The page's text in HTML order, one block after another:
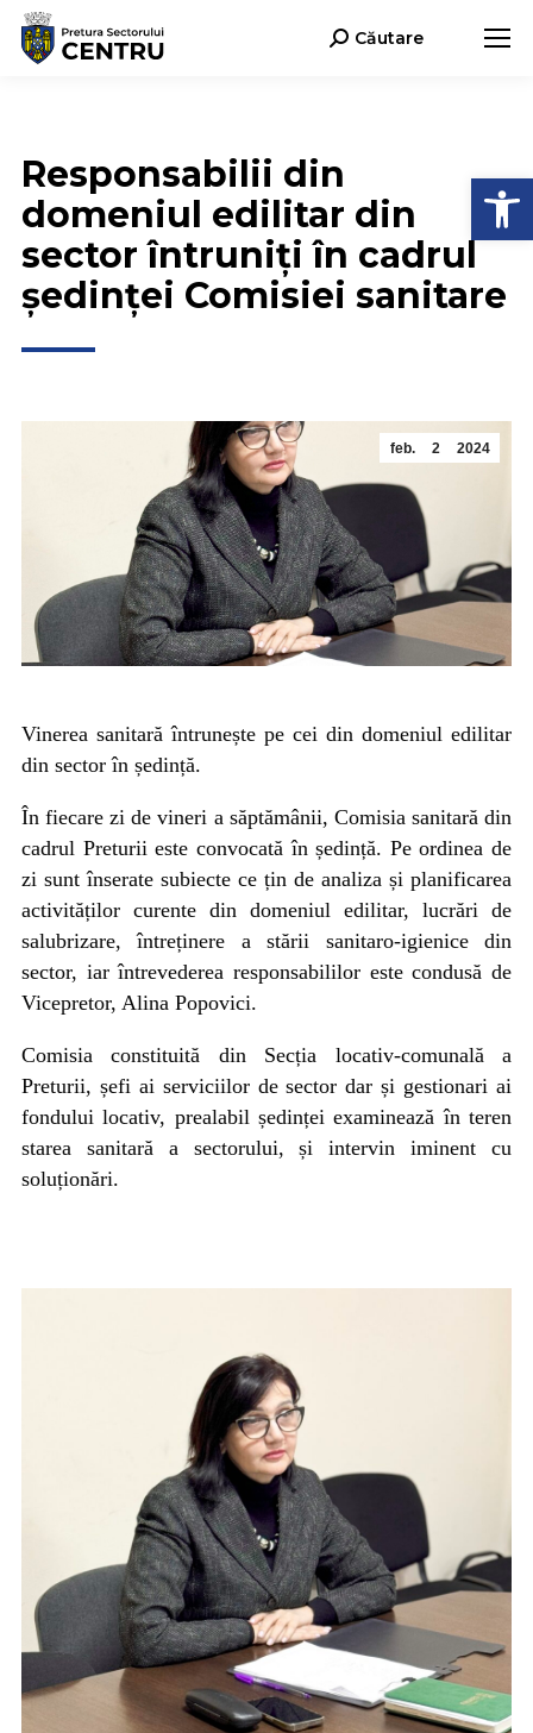
Search:Căutare
Responsabilii din
domeniul edilitar din
sector întruniți în cadrul
ședinței Comisiei sanitare
feb. 2 2024
Vinerea sanitară întrunește pe cei din domeniul edilitar
din sector în ședință.
În fiecare zi de vineri a săptămânii, Comisia sanitară din
cadrul Preturii este convocată în ședință. Pe ordinea de
zi sunt înserate subiecte ce țin de analiza și planificarea
activităților curente din domeniul edilitar, lucrări de
salubrizare, întreținere a stării sanitaro-igienice din
sector, iar întrevederea responsabililor este condusă de
Vicepretor, Alina Popovici.
Comisia constituită din Secția locativ-comunală a
Preturii, șefi ai serviciilor de sector dar și gestionari ai
fondului locativ, prealabil ședinței examinează în teren
starea sanitară a sectorului, și intervin iminent cu
soluționări.